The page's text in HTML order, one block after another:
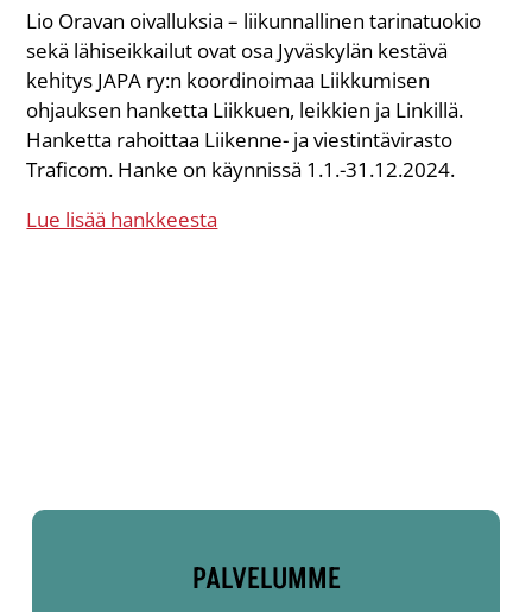
Lio Oravan oivalluksia – liikunnallinen tarinatuokio
sekä lähiseikkailut ovat osa Jyväskylän kestävä
kehitys JAPA ry:n koordinoimaa Liikkumisen
ohjauksen hanketta Liikkuen, leikkien ja Linkillä.
Hanketta rahoittaa Liikenne- ja viestintävirasto
Traficom. Hanke on käynnissä 1.1.-31.12.2024.
Lue lisää hankkeesta
PALVELUMME